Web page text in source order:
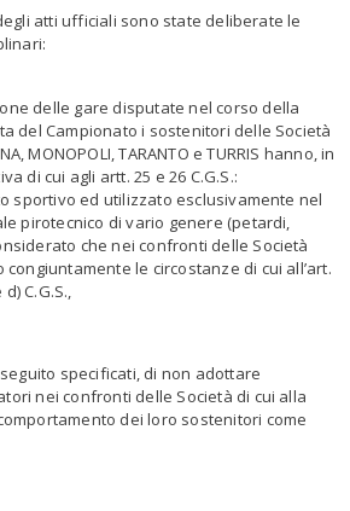
atti ufficiali sono state deliberate le
delle gare disputate nel corso della
del Campionato i sostenitori delle Società
MONOPOLI, TARANTO e TURRIS hanno, in
di cui agli artt. 25 e 26 C.G.S.:
sportivo ed utilizzato esclusivamente nel
pirotecnico di vario genere (petardi,
che nei confronti delle Società
le circostanze di cui all’art.
C.G.S.,
specificati, di non adottare
nei confronti delle Società di cui alla
dei loro sostenitori come